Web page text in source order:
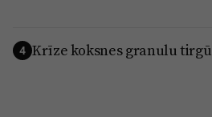
4 Krīze koksnes granulu tirgū